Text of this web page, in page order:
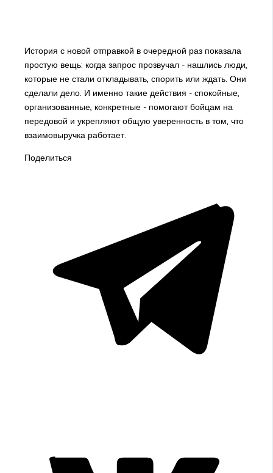
История с новой отправкой в очередной раз показала
простую вещь: когда запрос прозвучал - нашлись люди,
которые не стали откладывать, спорить или ждать. Они
сделали дело. И именно такие действия - спокойные,
организованные, конкретные - помогают бойцам на
передовой и укрепляют общую уверенность в том, что
взаимовыручка работает.
Поделиться